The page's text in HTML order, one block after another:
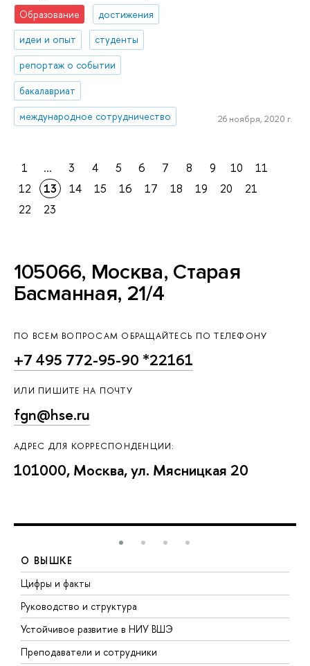
Образование
достижения
идеи и опыт
студенты
репортаж о событии
бакалавриат
международное сотрудничество
26 ноября, 2020 г.
1 ... 3 4 5 6 7 8 9 10
11
12
13 14 15 16 17 18 19 20
21
22
23
105066, Москва, Старая
Басманная, 21/4
ПО ВСЕМ ВОПРОСАМ ОБРАЩАЙТЕСЬ ПО ТЕЛЕФОНУ
+7 495 772-95-90 *22161
ИЛИ ПИШИТЕ НА ПОЧТУ
fgn@hse.ru
АДРЕС ДЛЯ КОРРЕСПОНДЕНЦИИ:
101000, Москва, ул. Мясницкая 20
О ВЫШКЕ
Цифры и факты
Руководство и структура
Устойчивое развитие в НИУ ВШЭ
Преподаватели и сотрудники